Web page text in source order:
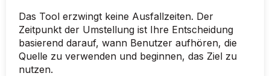
Das Tool erzwingt keine Ausfallzeiten. Der
Zeitpunkt der Umstellung ist Ihre Entscheidung
basierend darauf, wann Benutzer aufhören, die
Quelle zu verwenden und beginnen, das Ziel zu
nutzen.